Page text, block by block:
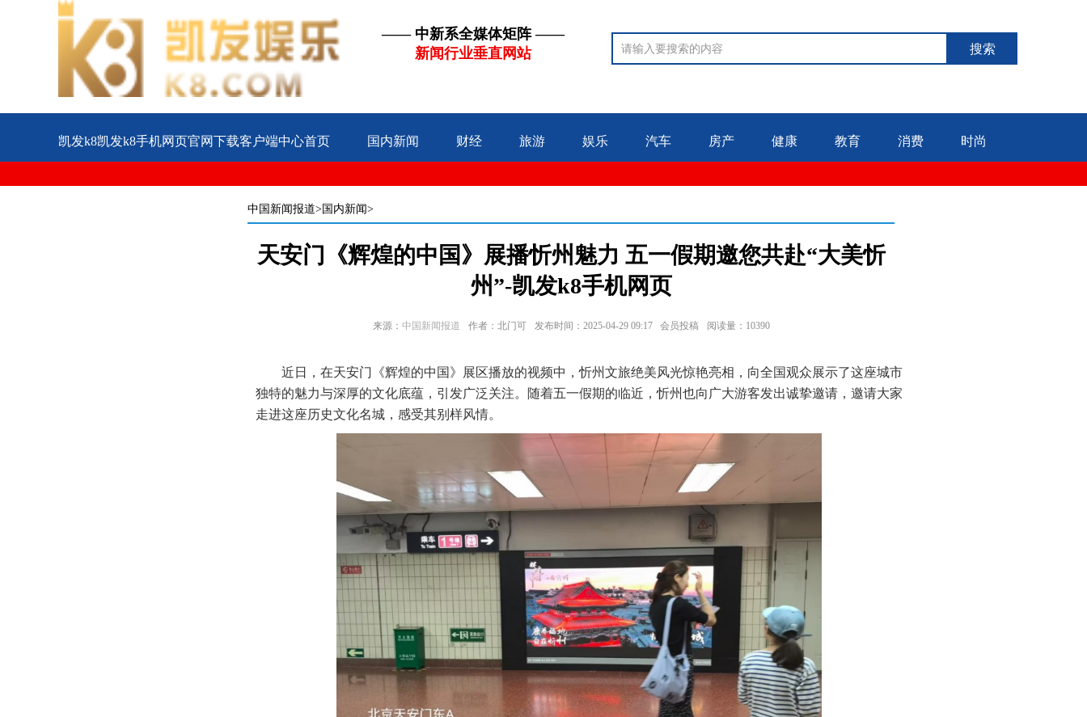
—— 中新系全媒体矩阵 ——
新闻行业垂直网站
搜索
凯发k8凯发k8手机网页官网下载客户端中心首页 国内新闻 财经 旅游 娱乐 汽车 房产 健康 教育 消费 时尚
中国新闻报道>国内新闻>
天安门《辉煌的中国》展播忻州魅力 五一假期邀您共赴“大美忻
州”-凯发k8手机网页
来源： 中国新闻报道 作者：北门可 发布时间：2025-04-29 09:17 会员投稿 阅读量：10390
近日，在天安门《辉煌的中国》展区播放的视频中，忻州文旅绝美风光惊艳亮相，向全国观众展示了这座城市
独特的魅力与深厚的文化底蕴，引发广泛关注。随着五一假期的临近，忻州也向广大游客发出诚挚邀请，邀请大家
走进这座历史文化名城，感受其别样风情。